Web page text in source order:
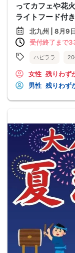
ってカフェや花
ライトフード付
北九州 | 8月9
受付終了まで
ハピララ
女性 残りわず
男性 残りわず